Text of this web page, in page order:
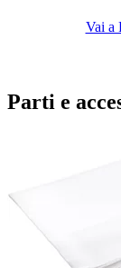
Vai a
Parti e